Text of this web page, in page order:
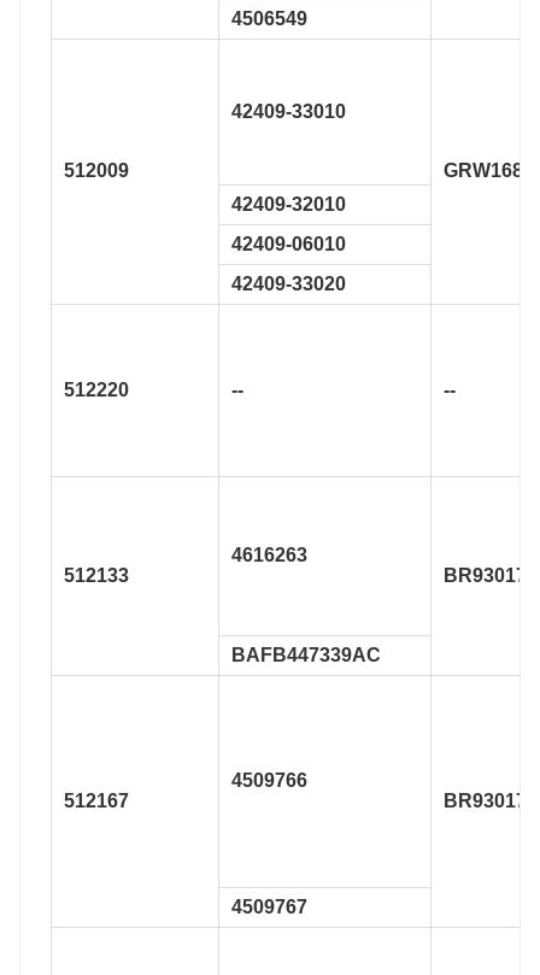
4506549
512009
42409-33010
GRW168
42409-32010
42409-06010
42409-33020
512220 -- --
512133
4616263
BR930176
BAFB447339AC
512167
4509766
BR930173
4509767